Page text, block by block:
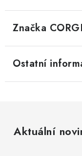
Značka
Ostatní
Aktuální